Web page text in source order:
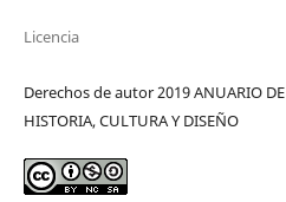
Licencia
Derechos de autor 2019 ANUARIO DE
HISTORIA, CULTURA Y DISEÑO